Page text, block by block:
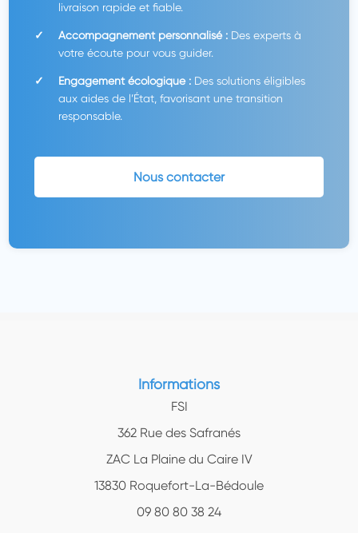
livraison rapide et fiable.
Accompagnement personnalisé : Des experts à
votre écoute pour vous guider.
Engagement écologique : Des solutions éligibles
aux aides de l’État, favorisant une transition
responsable.
Nous contacter
Informations
FSI
362 Rue des Safranés
ZAC La Plaine du Caire IV
13830 Roquefort-La-Bédoule
09 80 80 38 24